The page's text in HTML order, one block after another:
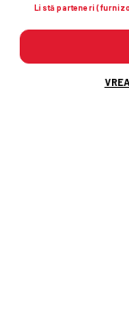
Listă parteneri